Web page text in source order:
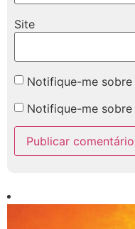
Site
Notifique-me
Notifique-me